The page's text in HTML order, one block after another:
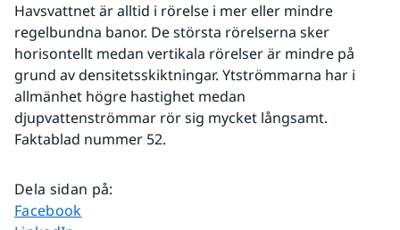
Havsvattnet är alltid i rörelse i mer eller mindre
regelbundna banor. De största rörelserna sker
horisontellt medan vertikala rörelser är mindre på
grund av densitetsskiktningar. Ytströmmarna har i
allmänhet högre hastighet medan
djupvattenströmmar rör sig mycket långsamt.
Faktablad nummer 52.
Dela sidan på:
Dela sidan på
Facebook